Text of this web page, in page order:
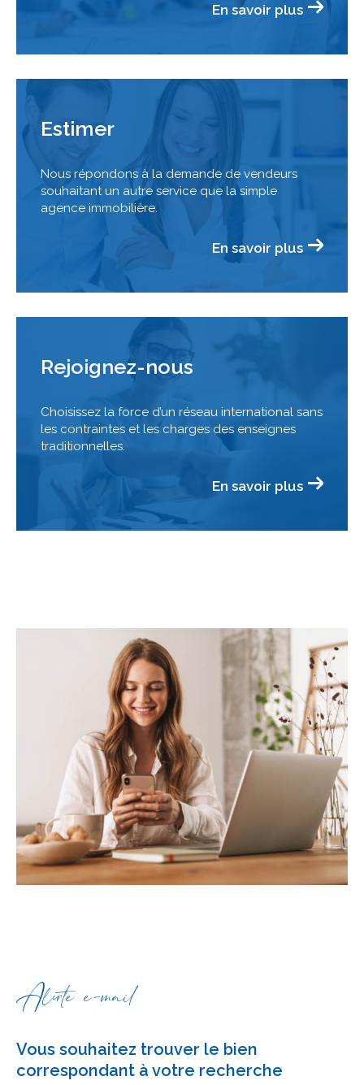
En savoir plus
Estimer
Nous répondons à la demande de vendeurs
souhaitant un autre service que la simple
agence immobilière.
En savoir plus
Rejoignez-nous
Choisissez la force d’un réseau international sans
les contraintes et les charges des enseignes
traditionnelles.
En savoir plus
Alerte e-mail
Vous souhaitez trouver le bien
correspondant à votre recherche